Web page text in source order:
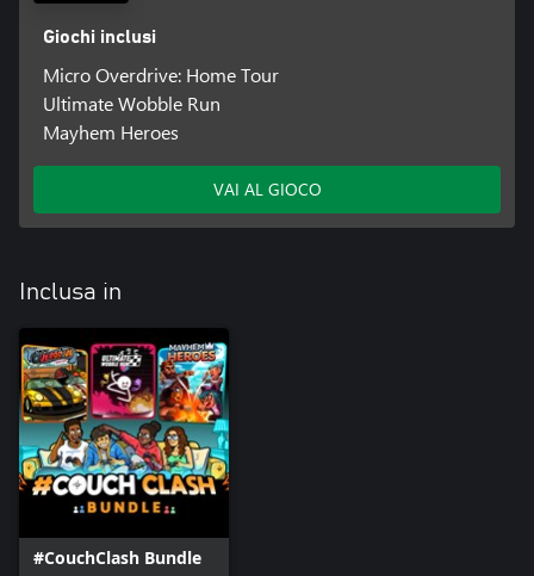
Giochi inclusi
Micro Overdrive: Home Tour
Ultimate Wobble Run
Mayhem Heroes
VAI AL GIOCO
Inclusa in
#CouchClash Bundle